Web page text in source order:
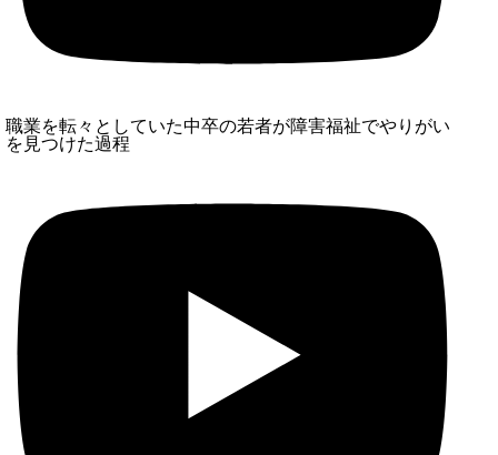
職業を転々としていた中卒の若者が障害福祉でやりがい
を見つけた過程